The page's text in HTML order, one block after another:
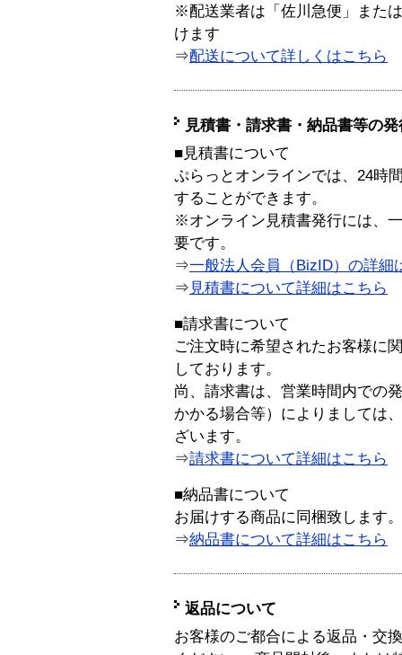
※配送業者は「佐川急便」また
けます
⇒配送について詳しくはこちら
見積書・請求書・納品書等の
■見積書について
ぷらっとオンラインでは、24時
することができます。
※オンライン見積書発行には、
要です。
⇒一般法人会員（BizID）の詳細
⇒ 見積書について詳細はこちら
■請求書について
ご注文時に希望されたお客様に
しております。
尚、請求書は、営業時間内での
かかる場合等）によりましては
ざいます。
⇒請求書について詳細はこちら
■納品書について
お届けする商品に同梱致します。
⇒納品書について詳細はこちら
返品について
お客様のご都合による返品・交